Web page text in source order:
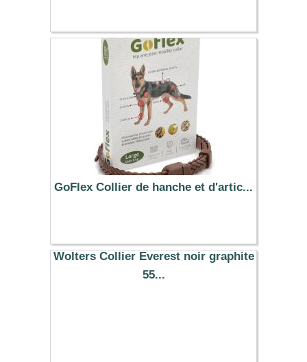
12.99 €
GoFlex Collier de hanche et d'artic...
29.90 €
Wolters Collier Everest noir graphite
55...